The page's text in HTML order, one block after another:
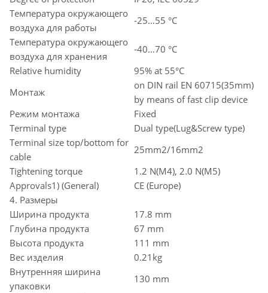
Температура окружающего
воздуха для работы
-25…55 °C
Температура окружающего
воздуха для хранения
-40…70 °C
Relative humidity
95% at 55°C
Монтаж
on DIN rail EN 60715(35mm)
by means of fast clip device
Режим монтажа
Fixed
Terminal type
Dual type(Lug&Screw type)
Terminal size top/bottom for
cable
25mm2/16mm2
Tightening torque
1.2 N(M4), 2.0 N(M5)
Approvals1) (General)
CE (Europe)
4. Размеры
Ширина продукта
17.8 mm
Глубина продукта
67 mm
Высота продукта
111 mm
Вес изделия
0.21kg
Внутренняя ширина
упаковки
130 mm